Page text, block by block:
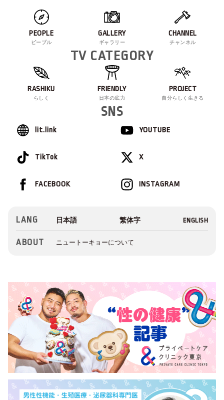
PEOPLE
ピープル
GALLERY
ギャラリー
CHANNEL
チャンネル
TV CATEGORY
RASHIKU
らしく
FRIENDLY
日本の底力
PROJECT
自分らしく生きる
SNS
lit.link YOUTUBE
TikTok X
INSTAGRAM
FACEBOOK
LANG
ABOUT ニュートーキョーについて